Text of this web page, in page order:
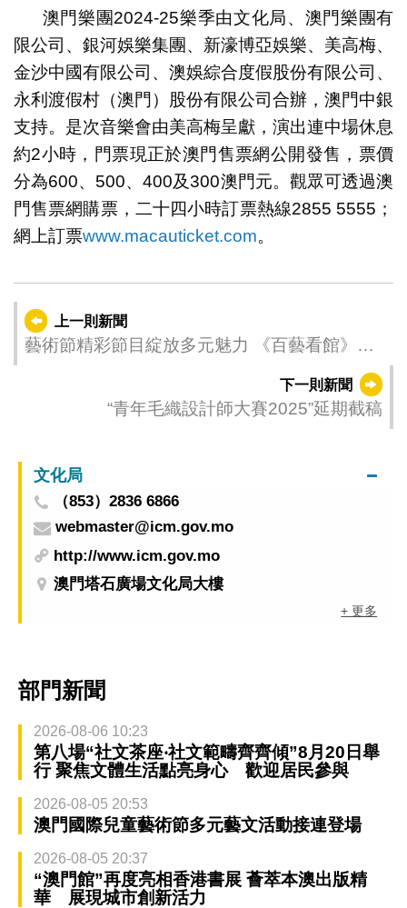
澳門樂團2024-25樂季由文化局、澳門樂團有
限公司、銀河娛樂集團、新濠博亞娛樂、美高梅、
金沙中國有限公司、澳娛綜合度假股份有限公司、
永利渡假村（澳門）股份有限公司合辦，澳門中銀
支持。是次音樂會由美高梅呈獻，演出連中場休息
約2小時，門票現正於澳門售票網公開發售，票價
分為600、500、400及300澳門元。觀眾可透過澳
門售票網購票，二十四小時訂票熱線2855 5555；
網上訂票www.macauticket.com。
上一則新聞
藝術節精彩節目綻放多元魅力 《百藝看館》走
下一則新聞
“青年毛織設計師大賽2025”延期截稿
文化局
（853）2836 6866
webmaster@icm.gov.mo
http://www.icm.gov.mo
澳門塔石廣場文化局大樓
+ 更多
部門新聞
2026-08-06 10:23
第八場“社文茶座‧社文範疇齊齊傾”8月20日舉
行 聚焦文體生活點亮身心 歡迎居民參與
2026-08-05 20:53
澳門國際兒童藝術節多元藝文活動接連登場
2026-08-05 20:37
“澳門館”再度亮相香港書展 薈萃本澳出版精
華 展現城市創新活力